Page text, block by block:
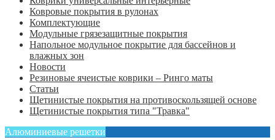
Ковровые покрытия в рулонах
Комплектующие
Модульные грязезащитные покрытия
Напольное модульное покрытие для бассейнов и
влажных зон
Новости
Резиновые ячеистые коврики – Ринго маты
Статьи
Щетинистые покрытия на противоскользящей основе
Щетинистые покрытия типа "Травка"
Алюминиевые решетки